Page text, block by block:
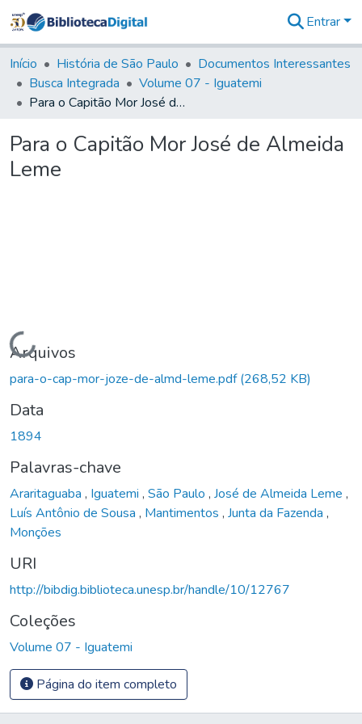
&
Coleções
Tudo na
Biblioteca
Estatísticas
Entrar
Início História de São Paulo
Documentos Interessantes
Busca Integrada
Volume 07 - Iguatemi
Para o Capitão Mor José de Almeida Leme
Para o Capitão Mor José de Almeida
Leme
Carregando...
Arquivos
para-o-cap-mor-joze-de-almd-leme.pdf(268,52 KB)
Data
1894
Palavras-chave
Araritaguaba , Iguatemi , São Paulo , José de Almeida Leme ,
Luís Antônio de Sousa , Mantimentos , Junta da Fazenda ,
Monções
URI
http://bibdig.biblioteca.unesp.br/handle/10/12767
Coleções
Volume 07 - Iguatemi
Página do item completo